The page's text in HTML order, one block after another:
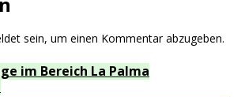
sein, um einen Kommentar abzugeben.
im Bereich La Palma